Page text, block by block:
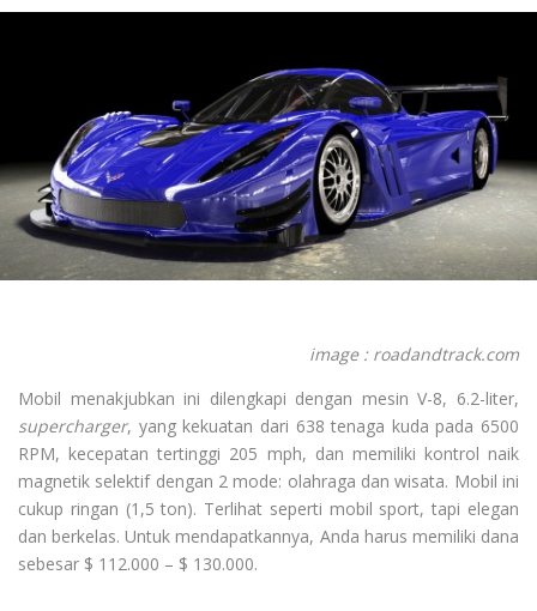
image : roadandtrack.com
Mobil menakjubkan ini dilengkapi dengan mesin V-8, 6.2-liter,
supercharger, yang kekuatan dari 638 tenaga kuda pada 6500
RPM, kecepatan tertinggi 205 mph, dan memiliki kontrol naik
magnetik selektif dengan 2 mode: olahraga dan wisata. Mobil ini
cukup ringan (1,5 ton). Terlihat seperti mobil sport, tapi elegan
dan berkelas. Untuk mendapatkannya, Anda harus memiliki dana
sebesar $ 112.000 – $ 130.000.